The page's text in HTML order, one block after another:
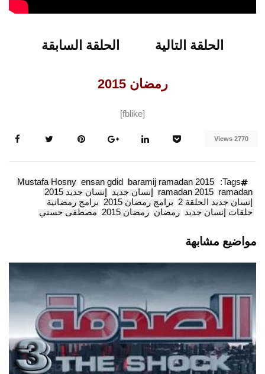
الحلقة التالية الحلقة السابقة
رمضان 2015
[fblike]
2770 Views
Tags:
baramij ramadan 2015
ensan gdid
Mustafa Hosny
ramadan
ramadan 2015 إنسان جديد إنسان جديد 2015
إنسان جديد الحلقة 2
برامج رمضان 2015
برامج رمضانية
حلقات إنسان جديد رمضان رمضان 2015 مصطفى حسني
مواضيع مشابهة